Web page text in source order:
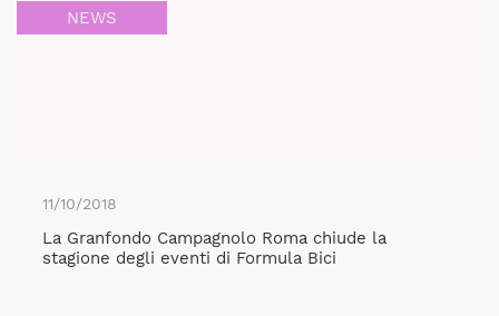
NEWS
11/10/2018
La Granfondo Campagnolo Roma chiude la
stagione degli eventi di Formula Bici